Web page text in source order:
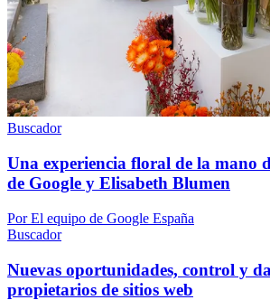
Buscador
Una experiencia floral de la mano
de Google y Elisabeth Blumen
Por El equipo de Google España
Buscador
Nuevas oportunidades, control y
propietarios de sitios web